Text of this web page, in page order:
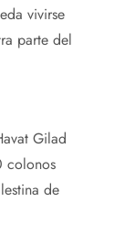
vivirse
parte del
Gilad
colonos
de